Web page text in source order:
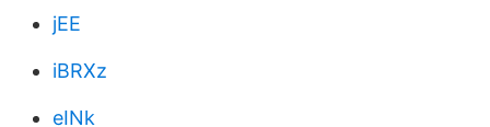
jEE
iBRXz
eINk